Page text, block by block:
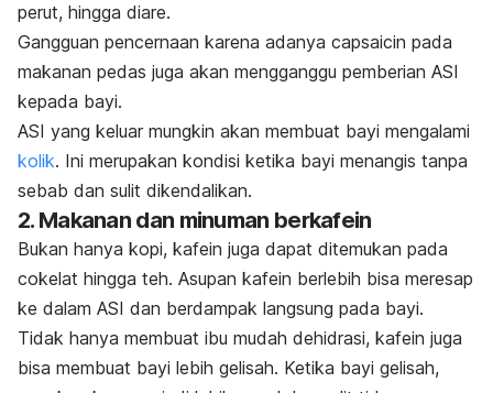
perut, hingga diare.
Gangguan pencernaan karena adanya capsaicin pada
makanan pedas juga akan mengganggu pemberian ASI
kepada bayi.
ASI yang keluar mungkin akan membuat bayi mengalami
kolik. Ini merupakan kondisi ketika bayi menangis tanpa
sebab dan sulit dikendalikan.
2. Makanan dan minuman berkafein
Bukan hanya kopi, kafein juga dapat ditemukan pada
cokelat hingga teh. Asupan kafein berlebih bisa meresap
ke dalam ASI dan berdampak langsung pada bayi.
Tidak hanya membuat ibu mudah dehidrasi, kafein juga
bisa membuat bayi lebih gelisah. Ketika bayi gelisah,